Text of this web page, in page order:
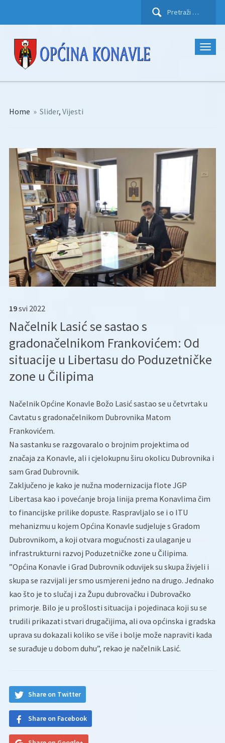
Pretraži:
Home » Slider, Vijesti
19svi 2022
Načelnik Lasić se sastao s
gradonačelnikom Frankovićem: Od
situacije u Libertasu do Poduzetničke
zone u Čilipima
Načelnik Općine Konavle Božo Lasić sastao se u četvrtak u
Cavtatu s gradonačelnikom Dubrovnika Matom
Frankovićem.
Na sastanku se razgovaralo o brojnim projektima od
značaja za Konavle, ali i cjelokupnu širu okolicu Dubrovnika i
sam Grad Dubrovnik.
Zaključeno je kako je nužna modernizacija flote JGP
Libertasa kao i povećanje broja linija prema Konavlima čim
to financijske prilike dopuste. Raspravljalo se i o ITU
mehanizmu u kojem Općina Konavle sudjeluje s Gradom
Dubrovnikom, a koji otvara mogućnosti za ulaganje u
infrastrukturni razvoj Poduzetničke zone u Čilipima.
”Općina Konavle i Grad Dubrovnik oduvijek su skupa živjeli i
skupa se razvijali jer smo usmjereni jedno na drugo. Jednako
kao što je to slučaj i za Župu dubrovačku i Dubrovačko
primorje. Bilo je u prošlosti situacija i pojedinaca koji su se
trudili prikazati stvari drugačijima, ali ova općinska i gradska
uprava su dokazali koliko se više i bolje može napraviti kada
se surađuje u dobom duhu”, rekao je načelnik Lasić.
Share on Twitter
Share on Facebook